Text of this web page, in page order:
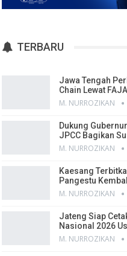
TERBARU
Jawa Tengah
Chain Lewat
M. NURROZIKAN
Dukung
JPCC Bagikan
M. NURROZIKAN
Kaesang
Pangestu
M. NURROZIKAN
Jateng Siap
Nasional 2026
M. NURROZIKAN